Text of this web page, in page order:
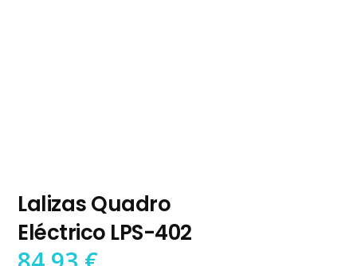
Lalizas Quadro
Eléctrico LPS-402